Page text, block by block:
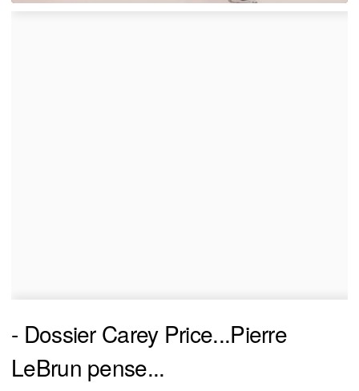
- Dossier Carey Price...Pierre
LeBrun pense...